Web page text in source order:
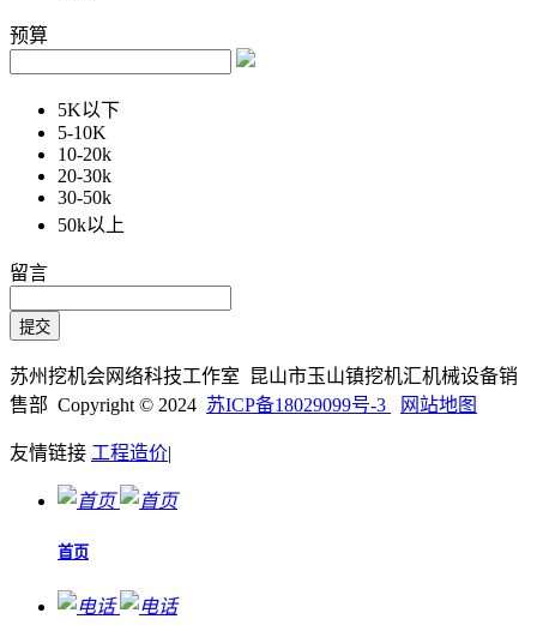
预算
5K以下
5-10K
10-20k
20-30k
30-50k
50k以上
留言
苏州挖机会网络科技工作室 昆山市玉山镇挖机汇机械设备销
售部 Copyright © 2024 苏ICP备18029099号-3 网站地图
友情链接 工程造价|
首页